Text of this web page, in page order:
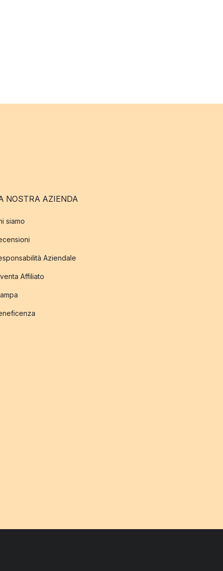
NOSTRA AZIENDA
siamo
Aziendale
Affiliato